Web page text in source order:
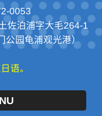
0053
佐泊浦字大毛264-1
公园龟浦观光港）
语。